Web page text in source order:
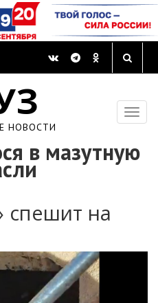
НОВОСТИ
в мазутную
спешит на